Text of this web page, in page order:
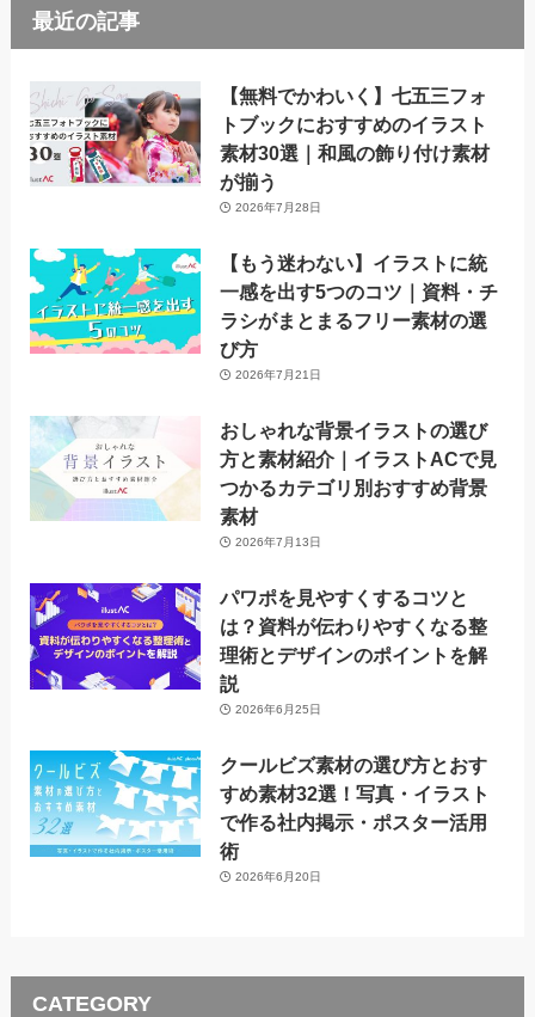
最近の記事
【無料でかわいく】七五三フォ
トブックにおすすめのイラスト
素材30選｜和風の飾り付け素材
が揃う
2026年7月28日
【もう迷わない】イラストに統
一感を出す5つのコツ｜資料・チ
ラシがまとまるフリー素材の選
び方
2026年7月21日
おしゃれな背景イラストの選び
方と素材紹介｜イラストACで見
つかるカテゴリ別おすすめ背景
素材
2026年7月13日
パワポを見やすくするコツと
は？資料が伝わりやすくなる整
理術とデザインのポイントを解
説
2026年6月25日
クールビズ素材の選び方とおす
すめ素材32選！写真・イラスト
で作る社内掲示・ポスター活用
術
2026年6月20日
CATEGORY